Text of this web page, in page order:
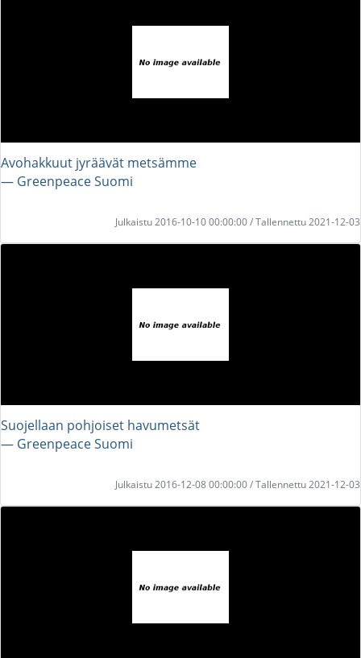
Avohakkuut jyräävät metsämme
― Greenpeace Suomi
Julkaistu 2016-10-10 00:00:00 / Tallennettu 2021-12-03
Suojellaan pohjoiset havumetsät
― Greenpeace Suomi
Julkaistu 2016-12-08 00:00:00 / Tallennettu 2021-12-03